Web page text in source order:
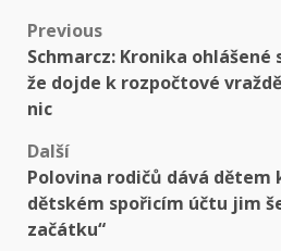
Post
navigation
Previous
Schmarcz: Kronika ohlášené
že dojde k rozpočtové
nic
Další
Polovina rodičů dává dětem
dětském spořicím účtu jim
začátku“